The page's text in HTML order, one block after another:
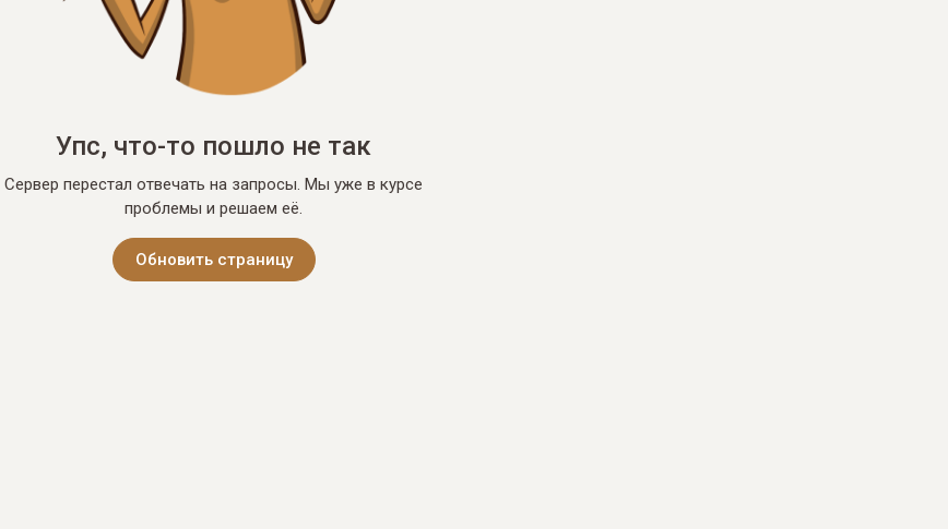
Упс, что-то пошло не так
Сервер перестал отвечать на запросы. Мы уже в курсе
проблемы и решаем её.
Обновить страницу